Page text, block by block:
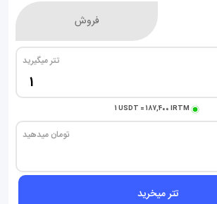
فروش
تتر میگیرید
1 USDT = 187,400 IRTM
تومان میدهید
تتر میخرید